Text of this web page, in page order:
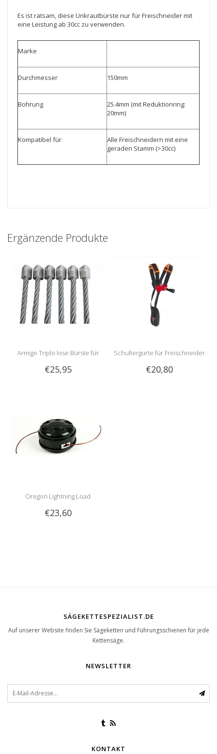
Es ist ratsam, diese Unkrautbürste nur für Freischneider mit
eine Leistung ab 30cc zu verwenden.
Marke
Durchmesser 150mm
Bohrung
25.4mm (mit Reduktionring:
20mm)
Kompatibel für
Alle Freischneidern mit eine
geraden Stamm (>30cc)
Ergänzende Produkte
Armigo Triplo lose Bürste für
Unkrautbürste | 6 Stücke
€25,95
Schultergurte für Freischneider
Semi-Professionell
€20,80
Oregon Lightning Load
Fadenkopf | Montage mit Bolze
€23,60
SÄGEKETTESPEZIALIST.DE
Auf unserer Website finden Sie Sägeketten und Führungsschienen für jede
Kettensäge.
NEWSLETTER
KONTAKT